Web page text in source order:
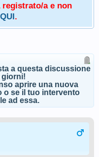
registrato/a e non
QUI.
a questa discussione
giorni!
aprire una nuova
se il tuo intervento
ad essa.